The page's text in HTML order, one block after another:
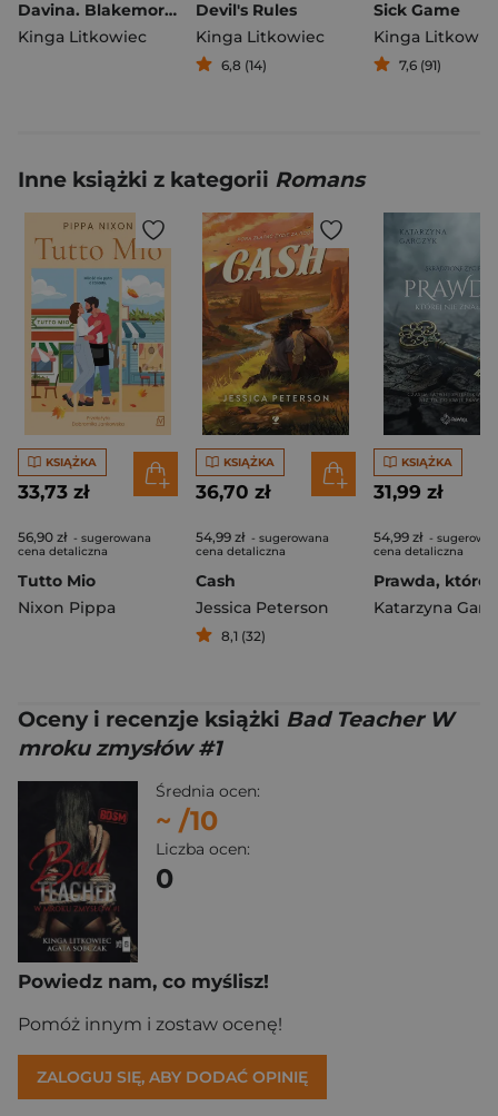
Davina. Blakemore Family. Tom 8
Kinga Litkowiec
Devil's Rules
Kinga Litkowiec
6,8 (14)
Sick Game
Kinga
7,6 (91)
Inne książki z kategorii Romans
KSIĄŻKA
33,73 zł
56,90 zł - sugerowana
cena detaliczna
Tutto Mio
Nixon Pippa
KSIĄŻKA
36,70 zł
54,99 zł - sugerowana
cena detaliczna
Cash
Jessica Peterson
8,1 (32)
KSIĄŻKA
31,99 zł
54,99 zł -
cena detaliczna
Katarzyna
Oceny i recenzje książki Bad Teacher W
mroku zmysłów #1
Średnia ocen:
~ /10
Liczba ocen:
0
Powiedz nam, co myślisz!
Pomóż innym i zostaw ocenę!
ZALOGUJ SIĘ, ABY DODAĆ OPINIĘ